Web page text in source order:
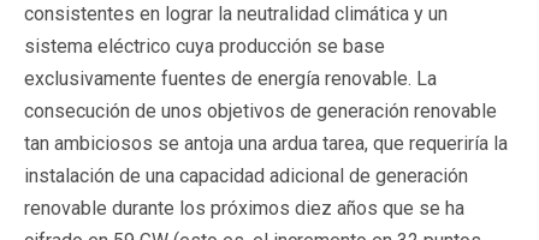
consistentes en lograr la neutralidad climática y un
sistema eléctrico cuya producción se base
exclusivamente fuentes de energía renovable. La
consecución de unos objetivos de generación renovable
tan ambiciosos se antoja una ardua tarea, que requeriría la
instalación de una capacidad adicional de generación
renovable durante los próximos diez años que se ha